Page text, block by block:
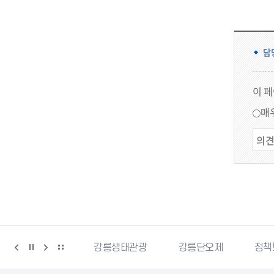
담
이
매
강릉생태관광 강릉단오제 정책브리핑 강원